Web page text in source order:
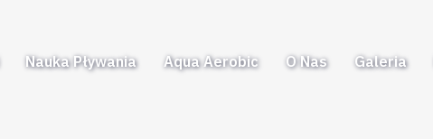
Nauka Pływania Aqua Aerobic O Nas Galeria